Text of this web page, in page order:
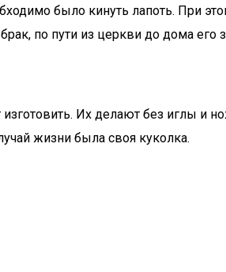
было кинуть лапоть. При
по пути из церкви до дома
Их делают без иглы и
жизни была своя куколка.